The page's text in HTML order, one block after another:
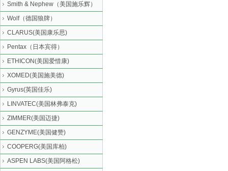
Smith & Nephew（美国施乐辉）
Wolf（德国狼牌）
CLARUS(美国康乐思)
Pentax（日本宾得）
ETHICON(美国爱惜康)
XOMED(美国施美德)
Gyrus(英国佳乐)
LINVATEC(美国林弗泰克)
ZIMMER(美国迈捷)
GENZYME(美国健赞)
COOPERG(美国库柏)
ASPEN LABS(美国阿格松)